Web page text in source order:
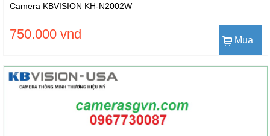
Camera KBVISION KH-N2002W
750.000 vnd Mua